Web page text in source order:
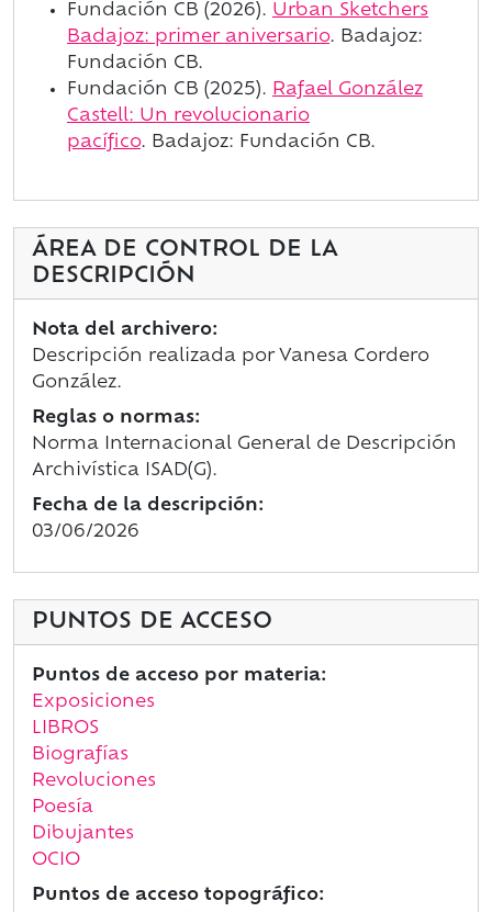
Fundación CB (2026). Urban Sketchers
Badajoz: primer aniversario. Badajoz:
Fundación CB.
Fundación CB (2025). Rafael González
Castell: Un revolucionario
pacífico. Badajoz: Fundación CB.
ÁREA DE CONTROL DE LA
DESCRIPCIÓN
Nota del archivero:
Descripción realizada por Vanesa Cordero
González.
Reglas o normas:
Norma Internacional General de Descripción
Archivística ISAD(G).
Fecha de la descripción:
03/06/2026
PUNTOS DE ACCESO
Puntos de acceso por materia:
Exposiciones
LIBROS
Biografías
Revoluciones
Poesía
Dibujantes
OCIO
Puntos de acceso topográfico: